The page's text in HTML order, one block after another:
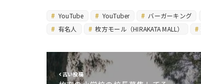
YouTube YouTuber バーガーキング
有名人
枚方モール（HIRAKATA MALL）
古い投稿